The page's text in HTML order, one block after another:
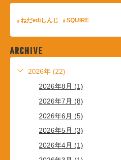
ねだediしんじ SQUIRE
ARCHIVE
2026年 (22)
2026年8月 (1)
2026年7月 (8)
2026年6月 (5)
2026年5月 (3)
2026年4月 (1)